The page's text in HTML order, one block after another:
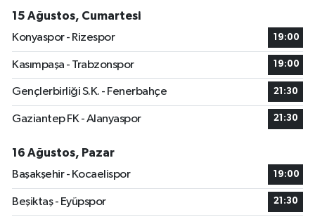
15 Ağustos, Cumartesi
Konyaspor - Rizespor
19:00
Kasımpaşa - Trabzonspor 19:00
Gençlerbirliği S.K. - Fenerbahçe 21:30
Gaziantep FK - Alanyaspor 21:30
16 Ağustos, Pazar
Başakşehir - Kocaelispor
19:00
Beşiktaş - Eyüpspor 21:30